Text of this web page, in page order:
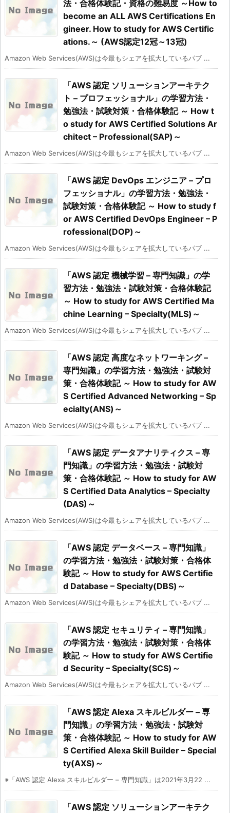
法・合格体験記・資格の難易度 ～How to
become an ALL AWS Certifications En
gineer. How to study for AWS Certific
ations.～ (AWS認定12冠～13冠)
Amazon Web Services(AWS)は今最もシェアを拡大しているパブ ...
「AWS 認定 ソリューションアーキテク
ト – プロフェッショナル」の学習方法・
勉強法・試験対策・合格体験記 ～ How t
o study for AWS Certified Solutions Ar
chitect – Professional(SAP)～
Amazon Web Services(AWS)は今最もシェアを拡大しているパブ ...
「AWS 認定 DevOps エンジニア – プロ
フェッショナル」の学習方法・勉強法・
試験対策・合格体験記 ～ How to study f
or AWS Certified DevOps Engineer – P
rofessional(DOP)～
Amazon Web Services(AWS)は今最もシェアを拡大しているパブ ...
「AWS 認定 機械学習 – 専門知識」の学
習方法・勉強法・試験対策・合格体験記
～ How to study for AWS Certified Ma
chine Learning – Specialty(MLS)～
Amazon Web Services(AWS)は今最もシェアを拡大しているパブ ...
「AWS 認定 高度なネットワーキング –
専門知識」の学習方法・勉強法・試験対
策・合格体験記 ～ How to study for AW
S Certified Advanced Networking – Sp
ecialty(ANS)～
Amazon Web Services(AWS)は今最もシェアを拡大しているパブ ...
「AWS 認定 データアナリティクス – 専
門知識」の学習方法・勉強法・試験対
策・合格体験記 ～ How to study for AW
S Certified Data Analytics – Specialty
(DAS)～
Amazon Web Services(AWS)は今最もシェアを拡大しているパブ ...
「AWS 認定 データベース – 専門知識」
の学習方法・勉強法・試験対策・合格体
験記 ～ How to study for AWS Certifie
d Database – Specialty(DBS)～
Amazon Web Services(AWS)は今最もシェアを拡大しているパブ ...
「AWS 認定 セキュリティ – 専門知識」
の学習方法・勉強法・試験対策・合格体
験記 ～ How to study for AWS Certifie
d Security – Specialty(SCS)～
Amazon Web Services(AWS)は今最もシェアを拡大しているパブ ...
「AWS 認定 Alexa スキルビルダー – 専
門知識」の学習方法・勉強法・試験対
策・合格体験記 ～ How to study for AW
S Certified Alexa Skill Builder – Special
ty(AXS)～
※「AWS 認定 Alexa スキルビルダー – 専門知識」は2021年3月22 ...
「AWS 認定 ソリューションアーキテク